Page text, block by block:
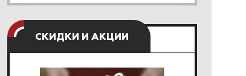
СКИДКИ И АКЦИИ